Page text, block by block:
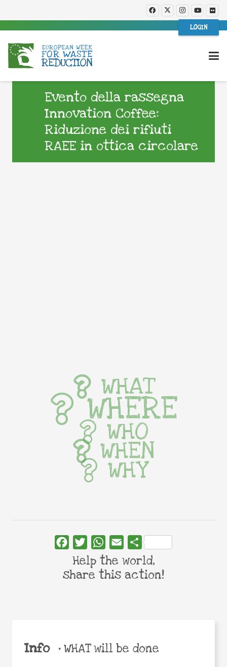
LOGIN
Evento della rassegna
Innovation Coffee:
Riduzione dei rifiuti
RAEE in ottica circolare
Info •WHAT will be done
WHAT
WHERE
WHO
WHEN
WHY
FacebookTwitterWhatsApp
Email Share
Help the world,
share this action!